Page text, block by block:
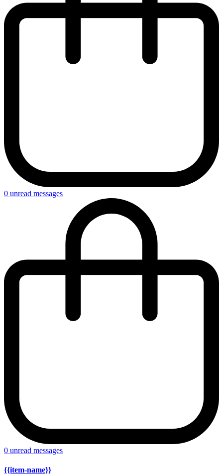
0 unread messages
0 unread messages
{{item-name}}